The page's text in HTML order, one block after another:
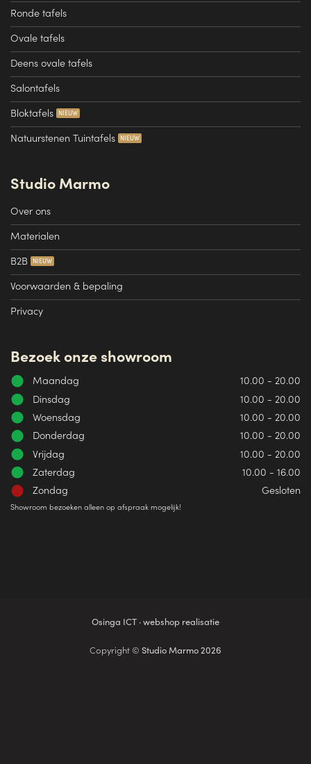
Ronde tafels
Ovale tafels
Deens ovale tafels
Salontafels
Bloktafels
Natuurstenen Tuintafels
Studio Marmo
Over ons
Materialen
B2B
Voorwaarden & bepaling
Privacy
Bezoek onze showroom
Maandag
10.00 - 20.00
Dinsdag
10.00 - 20.00
Woensdag
10.00 - 20.00
Donderdag
10.00 - 20.00
Vrijdag
10.00 - 20.00
Zaterdag
10.00 - 16.00
Zondag
Gesloten
Showroom bezoeken alleen op afspraak mogelijk!
Osinga ICT · webshop realisatie
Copyright © Studio Marmo 2026